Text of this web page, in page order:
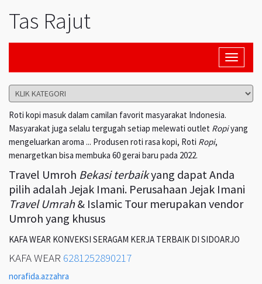
Tas Rajut
Toggle
Roti kopi masuk dalam camilan favorit masyarakat Indonesia.
Masyarakat juga selalu tergugah setiap melewati outlet Ropiyang
mengeluarkan aroma ... Produsen roti rasa kopi, Roti Ropi,
menargetkan bisa membuka 60 gerai baru pada 2022.
Travel Umroh Bekasi terbaikyang dapat Anda
pilih adalah Jejak Imani. Perusahaan Jejak Imani
Travel Umrah& Islamic Tour merupakan vendor
Umroh yang khusus
KAFA WEAR KONVEKSI SERAGAM KERJA TERBAIK DI SIDOARJO
KAFA WEAR 6281252890217
norafida.azzahra